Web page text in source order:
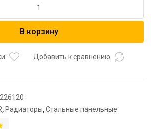
В корзину
Добавить к сравнению
, Радиаторы,Стальные панельные